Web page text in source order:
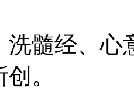
经、心
。